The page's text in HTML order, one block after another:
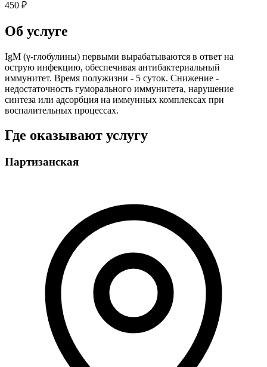
450 ₽
Об услуге
IgM (γ-глобулины) первыми вырабатываются в ответ на
острую инфекцию, обеспечивая антибактериальный
иммунитет. Время полужизни - 5 суток. Снижение -
недостаточность гуморального иммунитета, нарушение
синтеза или адсорбция на иммунных комплексах при
воспалительных процессах.
Где оказывают услугу
Партизанская